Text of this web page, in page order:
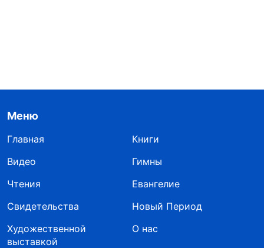
Меню
Главная
Книги
Видео
Гимны
Чтения
Евангелие
Свидетельства
Новый Период
Художественной
выставкой
О нас